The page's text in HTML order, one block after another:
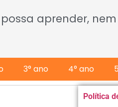
aprender,
3° ano 4° ano
Política